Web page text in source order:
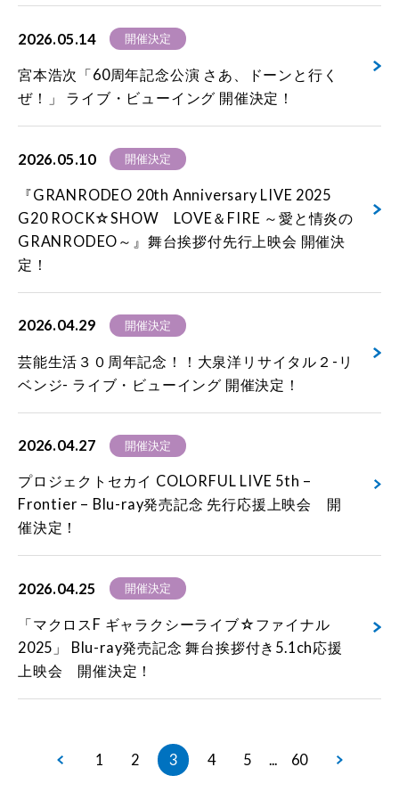
2026.05.14 開催決定
宮本浩次「60周年記念公演 さあ、ドーンと行く
ぜ！」 ライブ・ビューイング 開催決定！
2026.05.10 開催決定
『GRANRODEO 20th Anniversary LIVE 2025
G20 ROCK☆SHOW LOVE＆FIRE ～愛と情炎の
GRANRODEO～』舞台挨拶付先行上映会 開催決
定！
2026.04.29 開催決定
芸能生活３０周年記念！！大泉洋リサイタル２-リ
ベンジ- ライブ・ビューイング 開催決定！
2026.04.27 開催決定
プロジェクトセカイ COLORFUL LIVE 5th –
Frontier – Blu-ray発売記念 先行応援上映会 開
催決定！
2026.04.25 開催決定
「マクロスF ギャラクシーライブ☆ファイナル
2025」 Blu-ray発売記念 舞台挨拶付き5.1ch応援
上映会 開催決定！
1 2 3 4 5 ... 60